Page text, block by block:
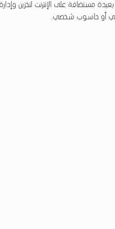
مستضافة على الإنترنت لتخزين وإدارة
أو حاسوب شخصي.